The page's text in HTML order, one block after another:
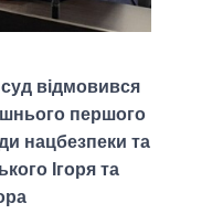
відмовився
першого
нацбезпеки та
Ігоря та